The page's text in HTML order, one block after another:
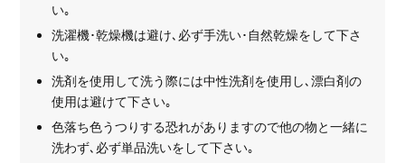
い｡
洗濯機･乾燥機は避け､必ず手洗い･自然乾燥をして下さ
い｡
洗剤を使用して洗う際には中性洗剤を使用し､漂白剤の
使用は避けて下さい｡
色落ち色うつりする恐れがありますので他の物と一緒に
洗わず､必ず単品洗いをして下さい｡